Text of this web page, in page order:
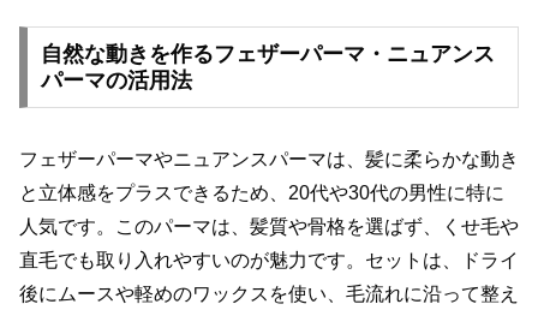
自然な動きを作るフェザーパーマ・ニュアンス
パーマの活用法
フェザーパーマやニュアンスパーマは、髪に柔らかな動き
と立体感をプラスできるため、20代や30代の男性に特に
人気です。このパーマは、髪質や骨格を選ばず、くせ毛や
直毛でも取り入れやすいのが魅力です。セットは、ドライ
後にムースや軽めのワックスを使い、毛流れに沿って整え